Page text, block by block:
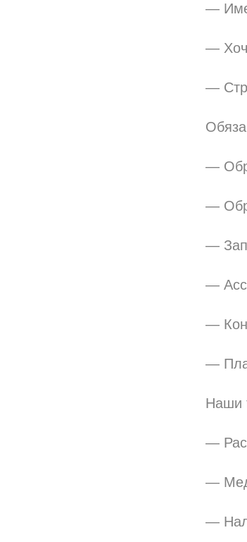
—
—
—
—
—
—
—
—
—
Наши
—
—
—